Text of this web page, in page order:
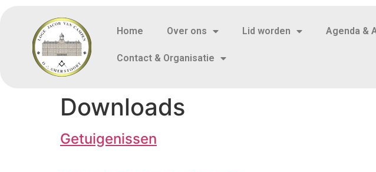
Home Over ons Lid worden Agenda &
Contact & Organisatie
Downloads
Getuigenissen